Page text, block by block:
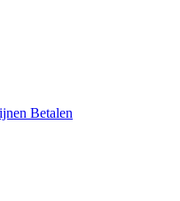
Betalen